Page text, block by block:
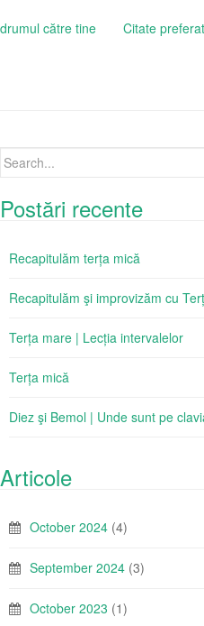
către tine Citate
Search
Postări recente
Recapitulăm terța mică
Recapitulăm şi improvizăm cu
Terța mare | Lecția intervalelor
Terța mică
Diez şi Bemol | Unde sunt pe
Articole
October 2024 (4)
September 2024 (3)
October 2023 (1)